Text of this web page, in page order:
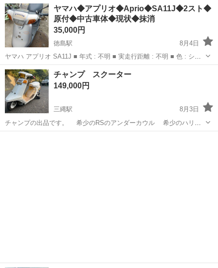
ヤマハ◆アプリオ◆Aprio◆SA11J◆2スト◆
原付◆中古車体◆現状◆抹消
35,000円
徳島駅
8月4日
ヤマハ アプリオ SA11J ■ 年式 : 不明 ■ 実走行距離 : 不明 ■ 色 : シル
バー ■ 実動車ですが、セルで始動する際にコツがいります（オイルラ
ンプを点灯させたまましばらく待って、燃料メ...
徳島 徳島市 徳島駅 ヤマハ
チャンプ スクーター
149,000円
三縄駅
8月3日
チャンプの出品です。 希少のRSのアンダーカウル 希少のハリケ
ーンチャンバー(刻印あり) ハンドルも絞って悪そうな仕様になってま